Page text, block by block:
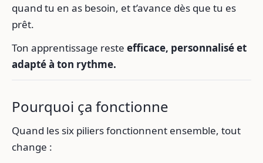
quand tu en as besoin, et t’avance dès que tu es
prêt.
Ton apprentissage reste efficace, personnalisé et
adapté à ton rythme.
Pourquoi ça fonctionne
Quand les six piliers fonctionnent ensemble, tout
change :